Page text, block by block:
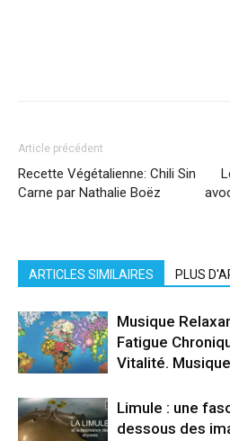
Article précédent
Recette Végétalienne: Chili Sin
Carne par Nathalie Boëz
ARTICLES SIMILAIRES PLUS
Musique
Fatigue
Vitalité.
Limule : une
dessous des